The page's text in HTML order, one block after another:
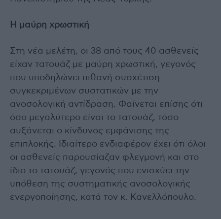
Η μαύρη χρωστική
Στη νέα μελέτη, οι 38 από τους 40 ασθενείς
είχαν τατουάζ με μαύρη χρωστική, γεγονός
που υποδηλώνει πιθανή συσχέτιση
συγκεκριμένων συστατικών με την
ανοσολογική αντίδραση. Φαίνεται επίσης ότι
όσο μεγαλύτερο είναι το τατουάζ, τόσο
αυξάνεται ο κίνδυνος εμφάνισης της
επιπλοκής. Ιδιαίτερο ενδιαφέρον έχει ότι όλοι
οι ασθενείς παρουσίαζαν φλεγμονή και στο
ίδιο το τατουάζ, γεγονός που ενισχύει την
υπόθεση της συστηματικής ανοσολογικής
ενεργοποίησης, κατά τον κ. Κανελλόπουλο.